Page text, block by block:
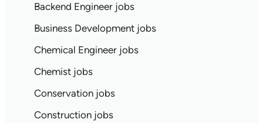
Backend Engineer jobs
Business Development jobs
Chemical Engineer jobs
Chemist jobs
Conservation jobs
Construction jobs